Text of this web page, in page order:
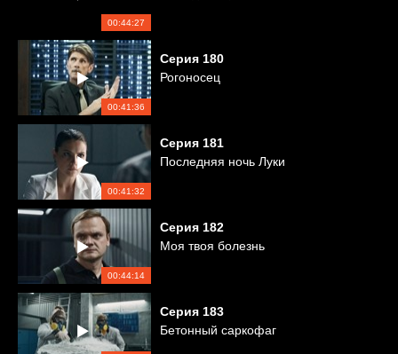
00:44:27
00:41:36
Серия 180
Рогоносец
00:41:32
Серия 181
Последняя ночь Луки
00:44:14
Серия 182
Моя твоя болезнь
Серия 183
Бетонный саркофаг